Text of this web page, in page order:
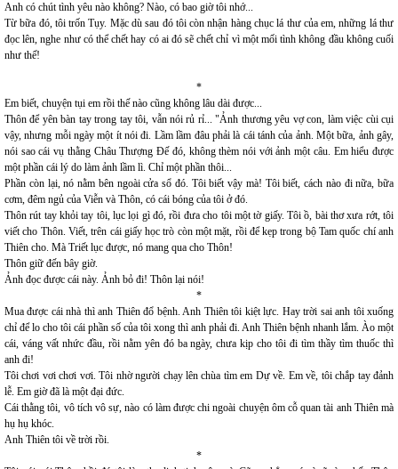
Anh có chút tình yêu nào không? Nào, có bao giờ tôi nhớ...
Từ bữa đó, tôi trốn Tụy. Mặc dù sau đó tôi còn nhận hàng chục lá thư của em, những lá thư
đọc lên, nghe như có thể chết hay có ai đó sẽ chết chỉ vì một mối tình không đầu không cuối
như thế!
*
Em biết, chuyện tụi em rồi thế nào cũng không lâu dài được...
Thôn để yên bàn tay trong tay tôi, vẫn nói rủ rỉ... "Ảnh thương yêu vợ con, làm việc cùi cụi
vậy, nhưng mỗi ngày một ít nói đi. Lầm lầm đâu phải là cái tánh của ảnh. Một bữa, ảnh gây,
nói sao cái vụ thằng Châu Thượng Đế đó, không thèm nói với ảnh một câu. Em hiểu được
một phần cái lý do làm ảnh lầm lì. Chỉ một phần thôi...
Phần còn lại, nó nằm bên ngoài cửa sổ đó. Tôi biết vậy mà! Tôi biết, cách nào đi nữa, bữa
cơm, đêm ngủ của Viễn và Thôn, có cái bóng của tôi ở đó.
Thôn rút tay khỏi tay tôi, lục lọi gì đó, rồi đưa cho tôi một tờ giấy. Tôi ồ, bài thơ xưa rớt, tôi
viết cho Thôn. Viết, trên cái giấy học trò còn một mặt, rồi để kẹp trong bộ Tam quốc chí anh
Thiên cho. Mà Triết lục được, nó mang qua cho Thôn!
Thôn giữ đến bây giờ.
Ảnh đọc được cái này. Ảnh bỏ đi! Thôn lại nói!
*
Mua được cái nhà thì anh Thiên đổ bệnh. Anh Thiên tôi kiệt lực. Hay trời sai anh tôi xuống
chỉ để lo cho tôi cái phần số của tôi xong thì anh phải đi. Anh Thiên bệnh nhanh lắm. Ào một
cái, váng vất nhức đầu, rồi nằm yên đó ba ngày, chưa kịp cho tôi đi tìm thầy tìm thuốc thì
anh đi!
Tôi chơi vơi chơi vơi. Tôi nhờ người chạy lên chùa tìm em Dự về. Em về, tôi chắp tay đảnh
lễ. Em giờ đã là một đại đức.
Cái thằng tôi, vô tích vô sự, nào có làm được chi ngoài chuyện ôm cỗ quan tài anh Thiên mà
hụ hụ khóc.
Anh Thiên tôi về trời rồi.
*